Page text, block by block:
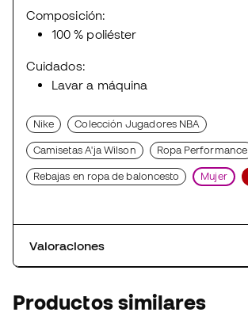
Composición:
100 % poliéster
Cuidados:
Lavar a máquina
Nike Colección Jugadores NBA
Camisetas A'ja Wilson Ropa Performance
Rebajas en ropa de baloncesto Mujer
Valoraciones
Productos similares